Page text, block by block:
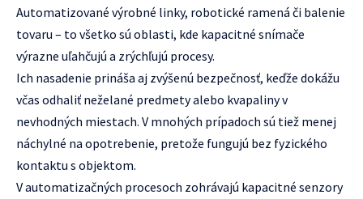
Automatizované výrobné linky, robotické ramená či balenie
tovaru – to všetko sú oblasti, kde kapacitné snímače
výrazne uľahčujú a zrýchľujú procesy.
Ich nasadenie prináša aj zvýšenú bezpečnosť, keďže dokážu
včas odhaliť neželané predmety alebo kvapaliny v
nevhodných miestach. V mnohých prípadoch sú tiež menej
náchylné na opotrebenie, pretože fungujú bez fyzického
kontaktu s objektom.
V automatizačných procesoch zohrávajú kapacitné senzory